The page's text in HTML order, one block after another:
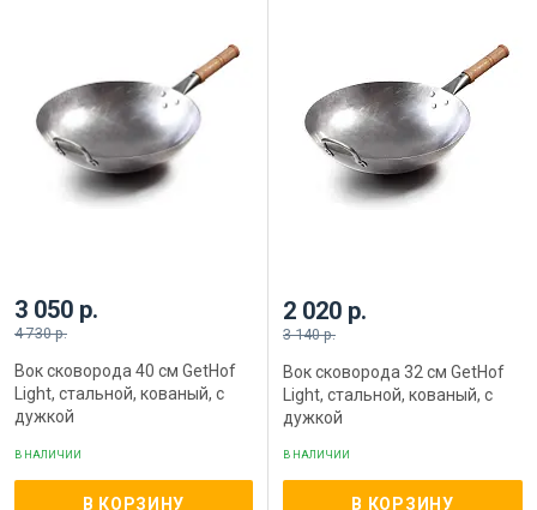
3 050 р.
4 730 р.
Вок сковорода 40 см GetHof
Light, стальной, кованый, с
дужкой
В НАЛИЧИИ
В КОРЗИНУ
2 020 р.
3 140 р.
Вок сковорода 32 см GetHof
Light, стальной, кованый, с
дужкой
В НАЛИЧИИ
В КОРЗИНУ